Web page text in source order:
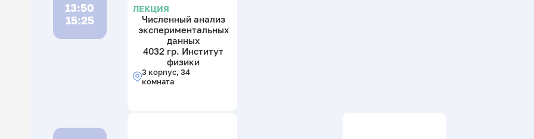
13:50
15:25
ЛЕКЦИЯ
Численный анализ
экспериментальных
данных
4032 гр. Институт
физики
3 корпус, 34
комната